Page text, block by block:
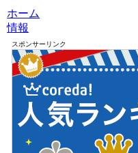
ホーム
情報
スポンサーリンク